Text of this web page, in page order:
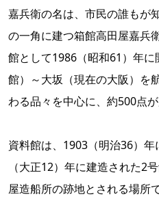
嘉兵衛の名は、市民の誰もが
の一角に建つ箱館高田屋嘉兵
館として1986（昭和61）年
館）～大坂（現在の大阪）を
わる品々を中心に、約500点が
資料館は、1903（明治36）
（大正12）年に建造された2
屋造船所の跡地とされる場所